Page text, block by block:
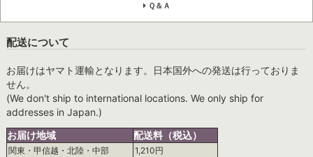
Ｑ＆Ａ
配送について
お届けはヤマト運輸となります。日本国外への発送は行っておりま
せん。
(We don't ship to international locations. We only ship for
addresses in Japan.)
お届け地域
配送料（税込）
関東・甲信越・北陸・中部
1,210円